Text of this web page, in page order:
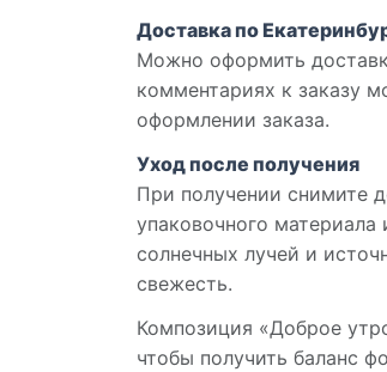
Доставка по
Можно оформить
комментариях к заказу
оформлении заказа.
Уход после получения
При получении снимите
упаковочного
солнечных лучей и
свежесть.
Композиция «Доброе
чтобы получить баланс